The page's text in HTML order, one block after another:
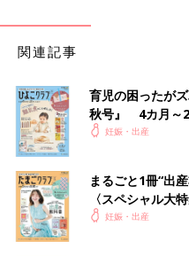
関連記事
育児の困ったが
秋号』 4カ月～2
いっぱい！
妊娠・出産
まるごと1冊“出
〈スペシャル大
妊娠・出産